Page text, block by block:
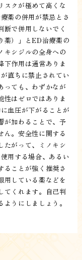
スクが極めて高くな
薬の併用が禁忌とさ
断で併用しないでく
薬）」とED治療薬の
キシジルの全身への
下作用は通常ありま
直ちに禁止されてい
っても、わずかなが
性はゼロではありま
血圧が下がることが
が加わることで、予
ん。安全性に関する
たがって、ミノキシ
用する場合、あるい
ることが強く推奨さ
用している薬などを
てくれます。自己判
うにしましょう。